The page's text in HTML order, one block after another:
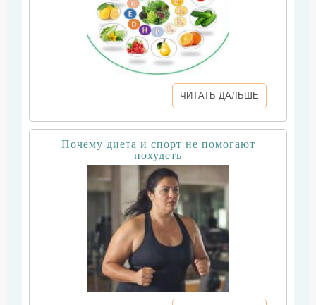
ЧИТАТЬ ДАЛЬШЕ
Почему диета и спорт не помогают
похудеть